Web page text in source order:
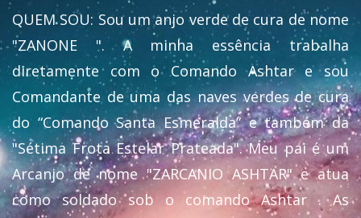
QUEM SOU: Sou um anjo verde de cura de nome
"ZANONE ". A minha essência trabalha
diretamente com o Comando Ashtar e sou
Comandante de uma das naves verdes de cura
do “Comando Santa Esmeralda” e também da
"Sétima Frota Estelar Prateada". Meu pai é um
Arcanjo de nome "ZARCANIO ASHTAR" e atua
como soldado sob o comando Ashtar . As